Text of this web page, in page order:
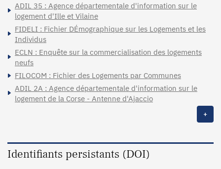
ADIL 35 : Agence départementale d'information sur le
logement d'Ille et Vilaine
FIDELI : Fichier DÉmographique sur les Logements et les
Individus
ECLN : Enquête sur la commercialisation des logements
neufs
FILOCOM : Fichier des Logements par Communes
ADIL 2A : Agence départementale d'information sur le
logement de la Corse - Antenne d'Ajaccio
+
Identifiants persistants (DOI)